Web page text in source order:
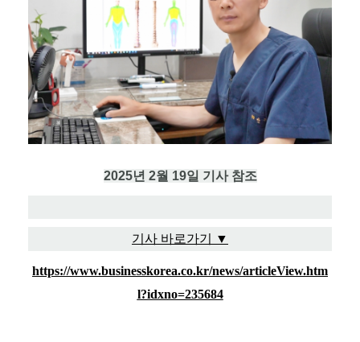
2025년 2월 19일 기사 참조
기사 바로가기 ▼
https://www.businesskorea.co.kr/news/articleView.htm
l?idxno=235684